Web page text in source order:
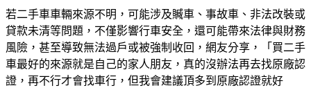
若二手車車輛來源不明，可能涉及贓車、事故車、非法改裝或
貸款未清等問題，不僅影響行車安全，還可能帶來法律與財務
風險，甚至導致無法過戶或被強制收回，網友分享，「買二手
車最好的來源就是自己的家人朋友，真的沒辦法再去找原廠認
證，再不行才會找車行，但我會建議頂多到原廠認證就好